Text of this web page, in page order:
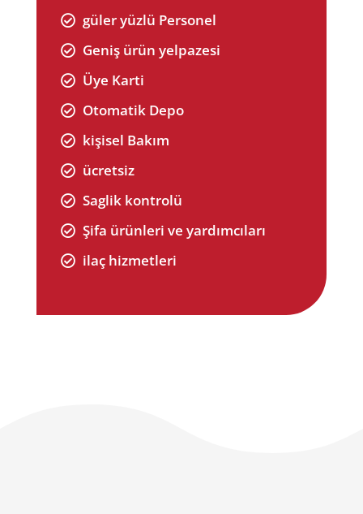
 güler yüzlü Personel
 Geniş ürün yelpazesi
 Üye Karti
 Otomatik Depo
 kişisel Bakım
 ücretsiz
 Saglik kontrolü
 Şifa ürünleri ve yardımcıları
 ilaç hizmetleri